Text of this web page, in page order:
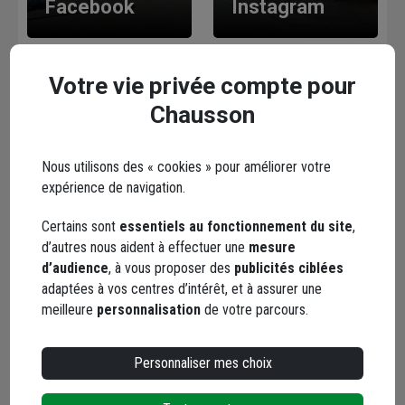
Facebook Instagram
YouTube
Les avis
Loading...
Votre vie privée compte pour
Chausson
Nous utilisons des « cookies » pour améliorer votre
expérience de navigation.
Certains sont essentiels au fonctionnement du site,
d’autres nous aident à effectuer une mesure
d’audience, à vous proposer des publicités ciblées
adaptées à vos centres d’intérêt, et à assurer une
meilleure personnalisation de votre parcours.
Personnaliser mes choix